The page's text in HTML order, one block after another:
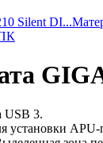
Silent DI...
USB 3.
установки